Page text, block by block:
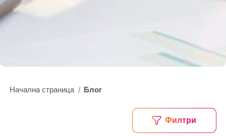
БЛОГ
Начална страница / Блог
Филтри